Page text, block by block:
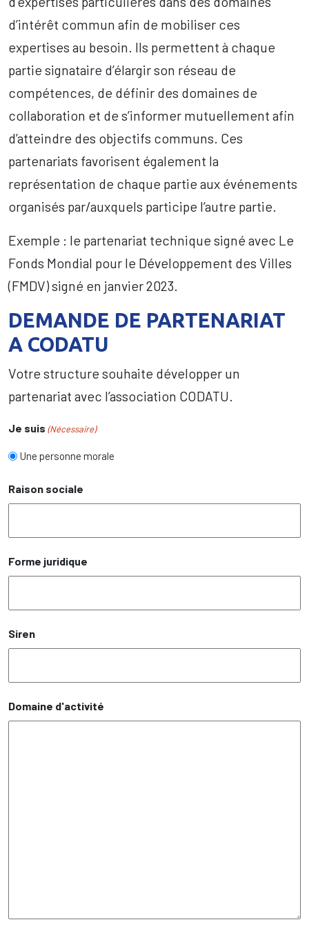
d’intérêt commun afin de mobiliser ces
expertises au besoin. Ils permettent à chaque
partie signataire d’élargir son réseau de
compétences, de définir des domaines de
collaboration et de s’informer mutuellement afin
d’atteindre des objectifs communs. Ces
partenariats favorisent également la
représentation de chaque partie aux événements
organisés par/auxquels participe l’autre partie.
Exemple : le partenariat technique signé avec Le
Fonds Mondial pour le Développement des Villes
(FMDV) signé en janvier 2023.
DEMANDE DE PARTENARIAT
A CODATU
Votre structure souhaite développer un
partenariat avec l’association CODATU.
Je suis (Nécessaire)
Une personne morale
Raison sociale
Forme juridique
Siren
Domaine d'activité